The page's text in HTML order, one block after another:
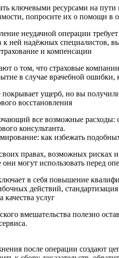
ключевыми ресурсами на
попросите их о помощи в
неудачной операции
ней надёжных специалистов,
и компенсации
о том, что страховые
в случае врачебной
покрывает ущерб, но вы
восстановления
все возможные расходы:
консультанта.
как избежать
правах, возможных рисках
могут использовать перед
в себя повышение
действий,
качества услуг
вмешательства полезно
после операции создают